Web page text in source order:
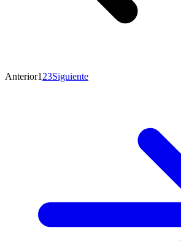
Anterior1 23Siguiente